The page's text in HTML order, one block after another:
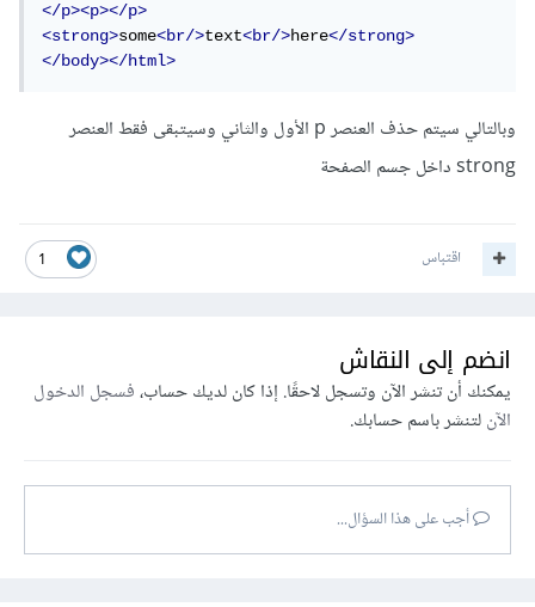
</p><p></p>
<strong>some<br/>text<br/>here</strong>
</body></html>
وبالتالي سيتم حذف العنصر p الأول والثاني وسيتبقى فقط العنصر
strong داخل جسم الصفحة
1 اقتباس
انضم إلى النقاش
يمكنك أن تنشر الآن وتسجل لاحقًا. إذا كان لديك حساب،فسجل الدخول
الآنلتنشر باسم حسابك.
أجب على هذا السؤال...